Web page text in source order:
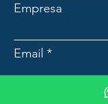
Empresa
Email